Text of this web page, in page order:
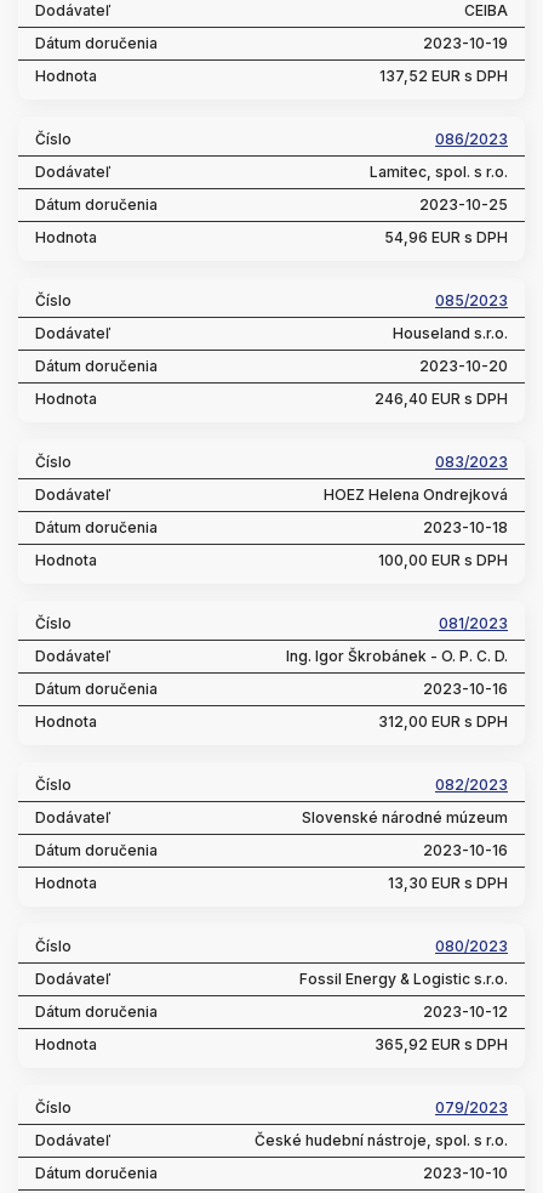
CEIBA
2023-10-19
137,52 EUR s DPH
086/2023
Lamitec, spol. s r.o.
2023-10-25
54,96 EUR s DPH
085/2023
Houseland s.r.o.
2023-10-20
246,40 EUR s DPH
083/2023
HOEZ Helena Ondrejková
2023-10-18
100,00 EUR s DPH
081/2023
Ing. Igor Škrobánek - O. P. C. D.
2023-10-16
312,00 EUR s DPH
082/2023
Slovenské národné múzeum
2023-10-16
13,30 EUR s DPH
080/2023
Fossil Energy & Logistic s.r.o.
2023-10-12
365,92 EUR s DPH
079/2023
České hudební nástroje, spol. s r.o.
2023-10-10